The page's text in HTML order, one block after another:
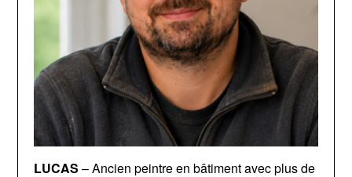
LUCAS– Ancien peintre en bâtiment avec plus de